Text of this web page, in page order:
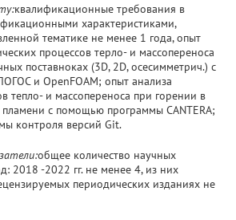
квалификационные требования в
характеристиками,
тематике не менее 1 года, опыт
процессов терло- и массопереноса
поставноках (3D, 2D, осесимметрич.) с
и OpenFOAM; опыт анализа
тепло- и массопереноса при горении в
с помощью программы CANTERA;
контроля версий Git.
общее количество научных
2018 -2022 гг. не менее 4, из них
периодических изданиях не